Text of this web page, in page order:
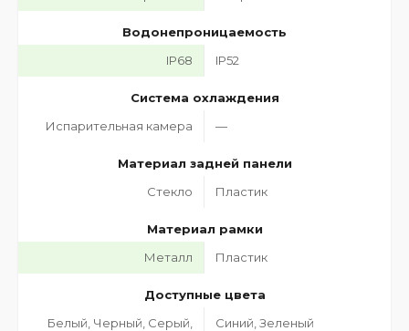
Водонепроницаемость
IP68
IP52
Система охлаждения
Испарительная камера
—
Материал задней панели
Стекло
Пластик
Материал рамки
Металл
Пластик
Доступные цвета
Белый, Черный, Серый,
Синий, Зеленый